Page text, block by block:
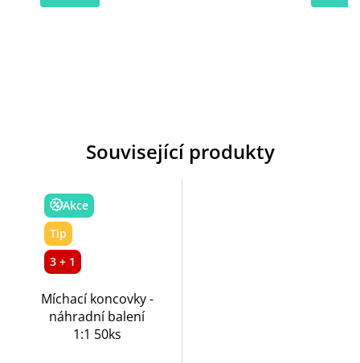
Související produkty
Akce
Tip
3 + 1
Míchací koncovky -
náhradní balení
1:1 50ks